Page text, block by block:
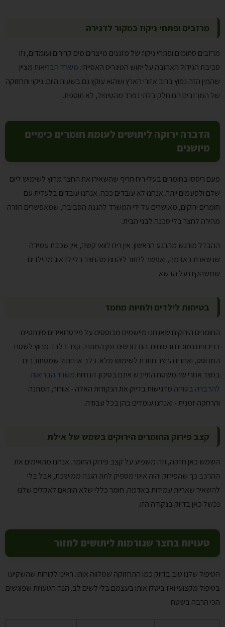
מרזבים ופתחי ניקוז כמקור לדגירה
מרזבים סתומים ופתחי ניקוז של מזגנים מייצרים מים קרירים ועומדים, וזו
סביבת הגידול האהובה על יתוש הטיגריס האסייתי. משרד הבריאותמציין
שהמין הזה נפוץ ברוב אזורי הארץ ושהוא עוקץ גם בשעות היום. ניקוי ותחזוקה
של המרזבים הם חלק בלתי נפרד מהטיפול, לא תוספת.
הדברה ירוקה ליתושים לעומת חומרים כימיים
מיושנים
פעם ריססו בחומרים בעלי ריח חריף שהשאירו את החצר מחוץ לשימוש ליום
שלם ולפעמים יותר. אנחנו לא עובדים ככה. אנחנו עובדים בלעדית עם
חומרים ירוקים, מאושרים על ידי המשרד להגנת הסביבה, שמאפשרים חזרה
מהירה לחצר בלי סכנה לבני הבית.
ההבדל מורגש מהרגע הראשון. אין ריח לוואי קשה, אין שכבת עמידה
שנשארת באדמה, ואפשר לחזור ליהנות מהחצר בלי לדאוג מהילדים
שמשחקים על הדשא.
בטיחות לילדים ולחיות מחמד
החומרים הירוקים שאנחנו מיישמים מבוססים על פירטרואידים סינתטיים
בריכוזים נמוכים ובטוחים. הם דורשים זמן המתנה קצר בלבד מחוץ לשטח
המרוסס, ואחריו החצר חוזרת לשימוש מלא. כלב או חתול שמסתובבים
בחצר אחרי שהמשטח התייבש אינם בסיכון. הנחיותמשרד הבריאות
להדברה בטוחה מדגישות בדיוק את הנקודות האלה - אוורור, המתנה
והרחקה זמנית - ואנחנו עומדים בהן בכל עבודה.
קצב פירוק החומרים הירוקים בשמש של אילת
השמש כאן חזקה, וזה משפיע על קצב פירוק החומר. אנחנו מתאימים את
ההרכב כך שהפירוק יהיה איטי מספיק לתת הגנה ממושכת, אבל בלי
להשאיר שאריות עמידות באדמה. חומר כללי שלא הותאם לאקלים שלנו
נכשל כאן בדיוק בנקודה הזו.
טעויות בחצר שגורמות ליתושים לחזור
הטיפול שלנו טוב בדיוק כמו התחזוקה שמלווה אותו. ראינו לקוחות שהשקיעו
בטיפול מקצועי ואז ביטלו אותו בעצמם בלי לשים לב. הנה הטעויות שפוגשים
הכי הרבה בשטח.